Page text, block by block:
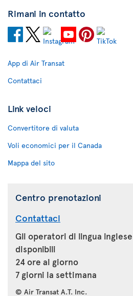
Rimani in contatto
App di Air Transat
Contattaci
Link veloci
Convertitore di valuta
Voli economici per il Canada
Mappa del sito
Centro prenotazioni
Contattaci
Gli operatori di lingua
disponibili
24 ore al giorno
7 giorni la settimana
© Air Transat A.T. Inc.